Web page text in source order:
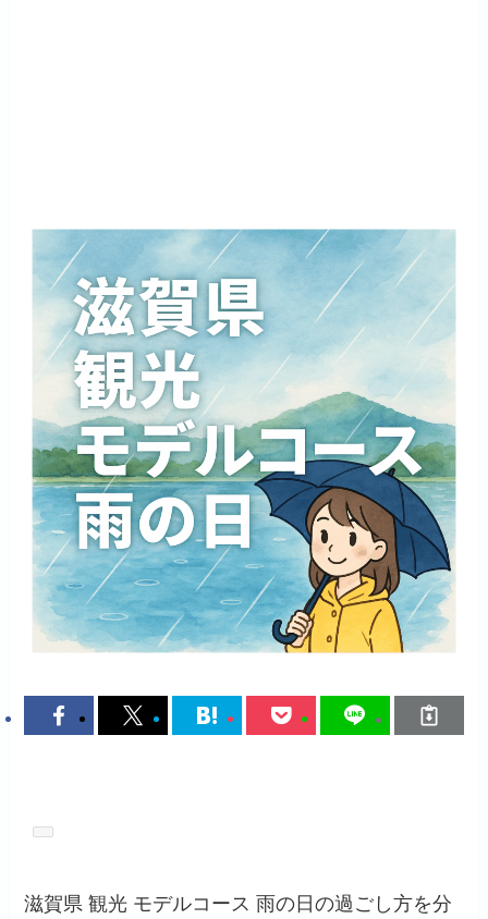
滋賀県 観光 モデルコース 雨の日の過ごし方を分